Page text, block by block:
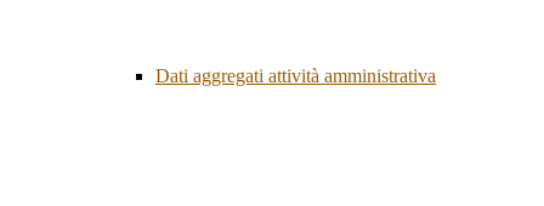
Dati aggregati attività amministrativa